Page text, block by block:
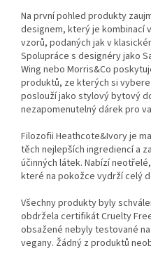
Na první pohled produkty
designem, který je kombinací
vzorů, podaných jak v
Spolupráce s designéry jako
Wing nebo Morris&Co
produktů, ze kterých si
poslouží jako stylový bytový
nezapomenutelný dárek pro
Filozofii Heathcote&Ivory je
těch nejlepších ingrediencí a
účinných látek. Nabízí
které na pokožce vydrží celý
Všechny produkty byly
obdržela certifikát Cruelty
obsažené nebyly testované
vegany. Žádný z produktů